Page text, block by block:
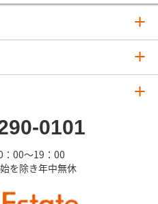
0101
：00～19：00
を除き年中無休